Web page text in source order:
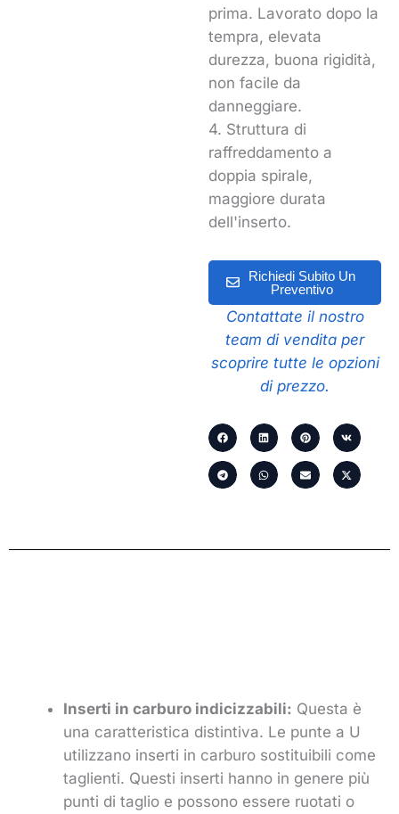
prima. Lavorato dopo la
tempra, elevata
durezza, buona rigidità,
non facile da
danneggiare.
4. Struttura di
raffreddamento a
doppia spirale,
maggiore durata
dell'inserto.
Richiedi Subito Un
Preventivo
Contattate il nostro
team di vendita per
scoprire tutte le opzioni
di prezzo.
Inserti in carburo indicizzabili: Questa è
una caratteristica distintiva. Le punte a U
utilizzano inserti in carburo sostituibili come
taglienti. Questi inserti hanno in genere più
punti di taglio e possono essere ruotati o